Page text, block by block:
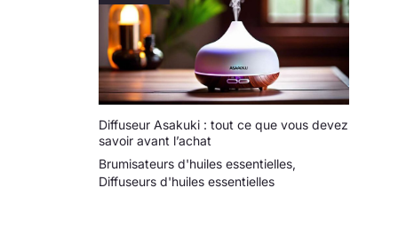
Diffuseur Asakuki : tout ce que vous devez
savoir avant l’achat
Brumisateurs d'huiles essentielles,
Diffuseurs d'huiles essentielles